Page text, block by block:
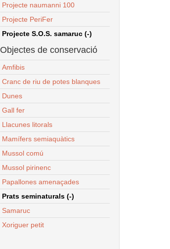
Projecte naumanni 100
Projecte PeriFer
Projecte S.O.S. samaruc (-)
Objectes de conservació
Amfibis
Cranc de riu de potes blanques
Dunes
Gall fer
Llacunes litorals
Mamífers semiaquàtics
Mussol comú
Mussol pirinenc
Papallones amenaçades
Prats seminaturals (-)
Samaruc
Xoriguer petit